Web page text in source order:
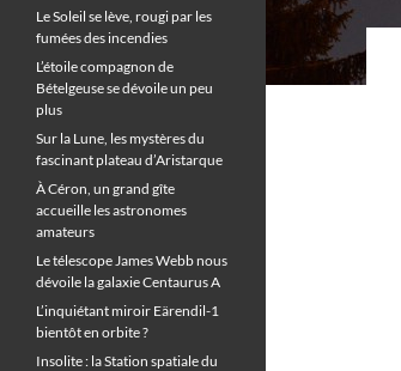
Le Soleil se lève, rougi par les
fumées des incendies
L’étoile compagnon de
Bételgeuse se dévoile un peu
plus
Sur la Lune, les mystères du
fascinant plateau d’Aristarque
À Céron, un grand gîte
accueille les astronomes
amateurs
Le télescope James Webb nous
dévoile la galaxie Centaurus A
L’inquiétant miroir Eärendil-1
bientôt en orbite ?
Insolite : la Station spatiale du